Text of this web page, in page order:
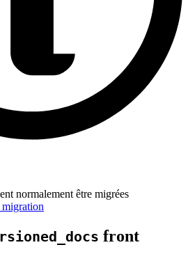
normalement être migrées
front